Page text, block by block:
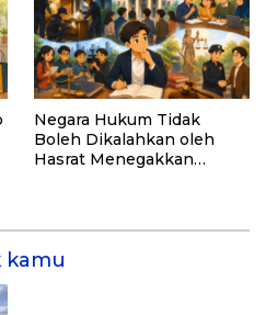
Negara Hukum Tidak
Boleh Dikalahkan oleh
Hasrat Menegakkan
kamu